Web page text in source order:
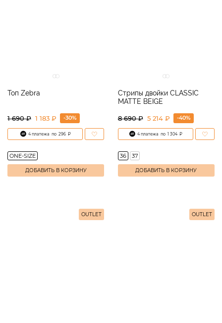
Топ Zebra
1 690₽ 1 183 ₽ -30%
4 платежа по 296 ₽
ONE-SIZE
ДОБАВИТЬ В КОРЗИНУ
Стрипы двойки CLASSIC
MATTE BEIGE
8 690₽ 5 214 ₽ -40%
4 платежа по 1 304 ₽
36 37
ДОБАВИТЬ В КОРЗИНУ
OUTLET OUTLET